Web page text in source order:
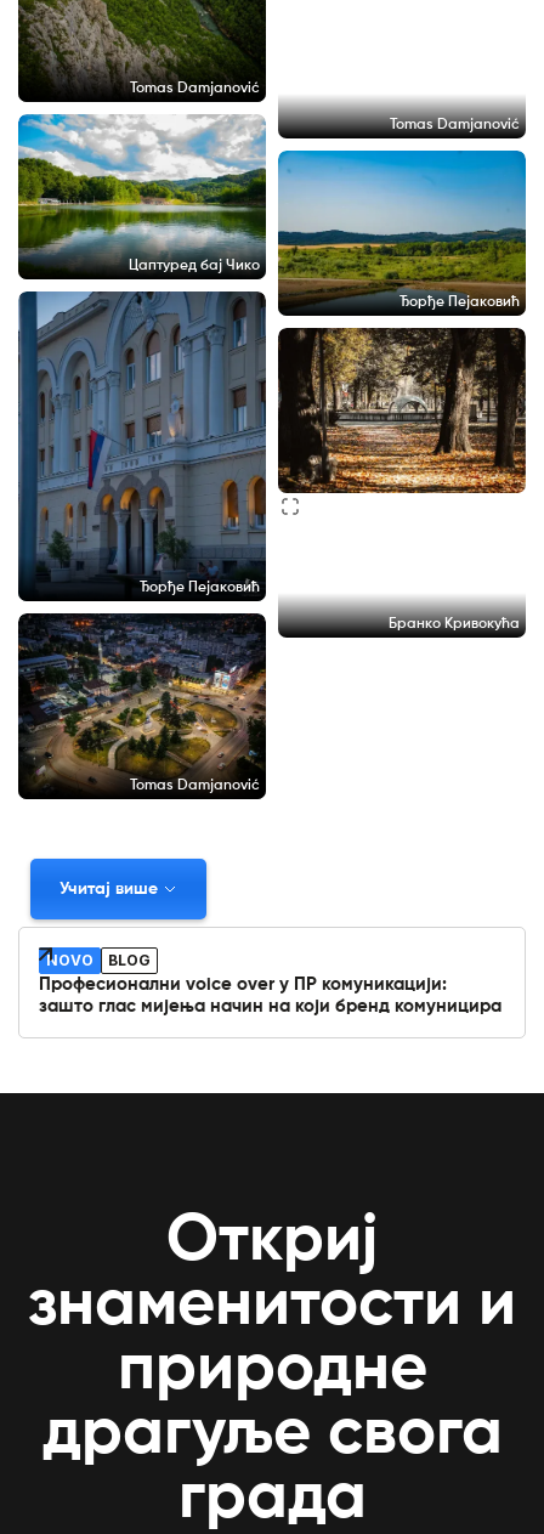
Tomas Damjanović
Tomas Damjanović
Цаптуред бај Чико
Ђорђе Пејаковић
Ђорђе Пејаковић
Бранко Кривокућа
Tomas Damjanović
Учитај више
NOVO
BLOG
Професионални voice over у ПР комуникацији:
зашто глас мијења начин на који бренд комуницира
Откриј
знаменитости и
природне
драгуље свога
града